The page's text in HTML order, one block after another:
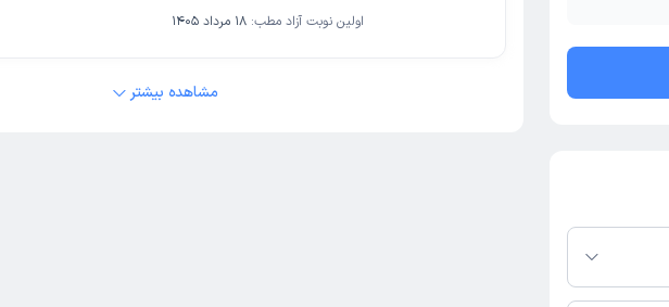
اولین نوبت آزاد مطب: 18 مرداد 1405
مشاهده بیشتر
پلتفرم دکترتو